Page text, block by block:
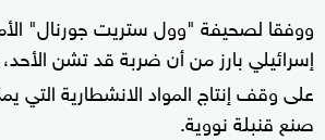
ووفقا لصحيفة "وول ستريت جورنال"
إسرائيلي بارز من أن ضربة قد تشن
على وقف إنتاج المواد الانشطارية التي
صنع قنبلة نووية.